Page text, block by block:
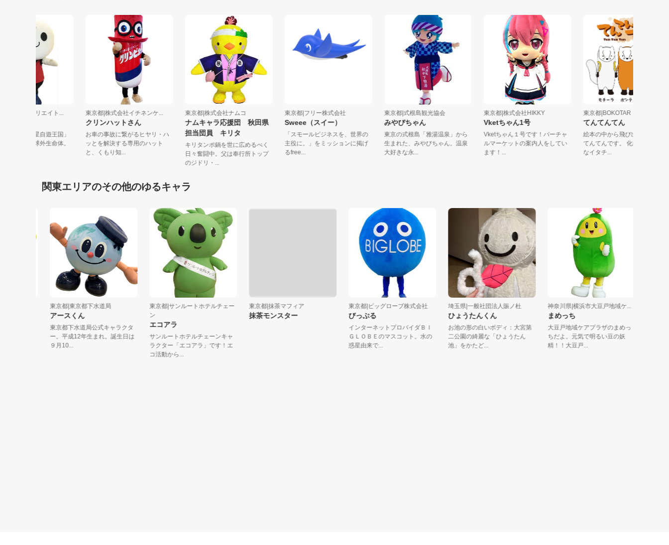
京都|スペースクリエイト...
の正体は「小惑星自遊王国」
らやってきた地球外生命体。
東京都|株式会社イチネンケ...
クリンハットさん
お車の事故に繋がるヒヤリ・ハ
ッとを解決する専用のハット
と、くもり知...
東京都|株式会社ナムコ
ナムキャラ応援団 秋田県
担当団員 キリタ
キリタンポ鍋を世に広めるべく
日々奮闘中。父は奉行所トップ
のジドリ・...
東京都|フリー株式会社
Sweee（スイー）
「スモールビジネスを、世界の
主役に。」をミッションに掲げ
るfree...
東京都|式根島観光協会
みやびちゃん
東京の式根島「雅湯温泉」から
生まれた、みやびちゃん。温泉
大好きな永...
東京都|株式会社HIKKY
Vketちゃん1号
Vketちゃん１号です！バーチャ
ルマーケットの案内人をしてい
ます！...
東京都|BOKOTAR
てんてんてん
絵本の中から飛び出した、
てんてんです。 化けるの
なイタチ...
関東エリアのその他のゆるキャラ
東京都|東京都下水道局
アースくん
東京都下水道局公式キャラクタ
ー。平成12年生まれ。誕生日は
９月10...
東京都|サンルートホテルチェー
エコアラ
サンルートホテルチェーンキャ
ラクター「エコアラ」です！エ
コ活動から...
東京都|抹茶マフィア
抹茶モンスター
東京都|ビッグローブ株式会社
びっぷる
インターネットプロバイダＢＩ
ＧＬＯＢＥのマスコット。水の
惑星由来で...
埼玉県|一般社団法人賑ノ杜
ひょうたんくん
お池の形の白いボディ：大宮第
二公園の綺麗な「ひょうたん
池」をかたど...
神奈川県|横浜市大豆戸地域ケ...
まめっち
大豆戸地域ケアプラザのまめっ
ちだよ。元気で明るい豆の妖
精！！大豆戸...